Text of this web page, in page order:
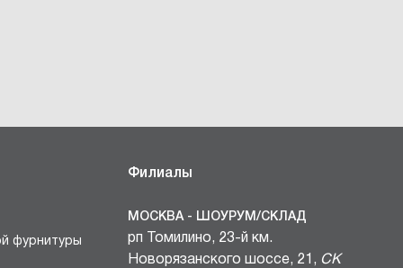
фурнитуры
Филиалы
МОСКВА - ШОУРУМ/СКЛАД
рп Томилино, 23-й км.
Новорязанского шоссе, 21, СК